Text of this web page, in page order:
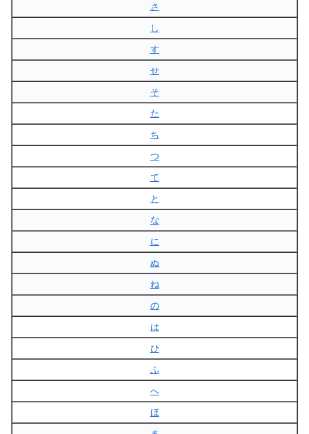
さ
し
す
せ
そ
た
ち
つ
て
と
な
に
ぬ
ね
の
は
ひ
ふ
へ
ほ